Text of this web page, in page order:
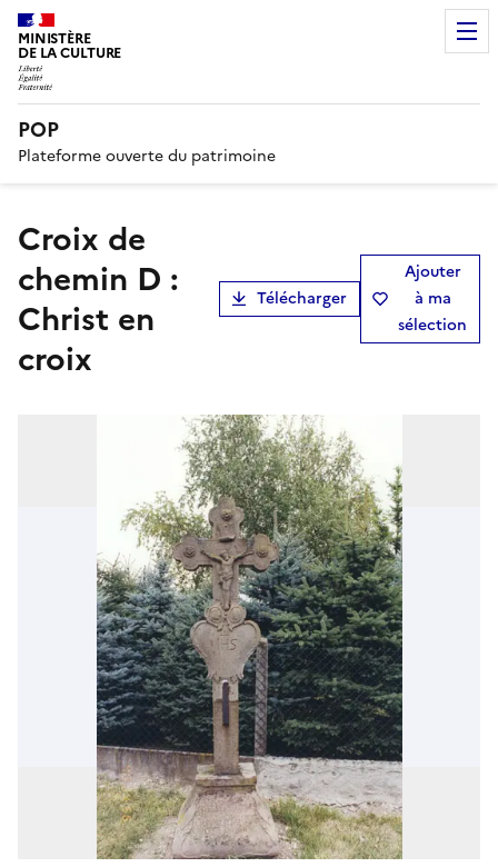
MINISTÈRE
DE LA CULTURE
POP
Plateforme ouverte du patrimoine
croix de
chemin D :
Christ en
croix
Télécharger
Ajouter
à ma
sélection